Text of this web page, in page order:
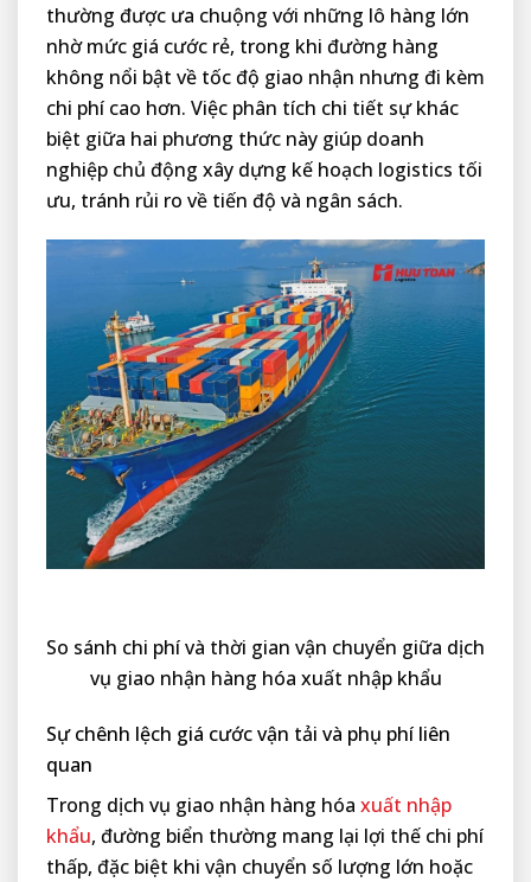
thường được ưa chuộng với những lô hàng lớn
nhờ mức giá cước rẻ, trong khi đường hàng
không nổi bật về tốc độ giao nhận nhưng đi kèm
chi phí cao hơn. Việc phân tích chi tiết sự khác
biệt giữa hai phương thức này giúp doanh
nghiệp chủ động xây dựng kế hoạch logistics tối
ưu, tránh rủi ro về tiến độ và ngân sách.
So sánh chi phí và thời gian vận chuyển giữa dịch
vụ giao nhận hàng hóa xuất nhập khẩu
Sự chênh lệch giá cước vận tải và phụ phí liên
quan
Trong dịch vụ giao nhận hàng hóa xuất nhập
khẩu, đường biển thường mang lại lợi thế chi phí
thấp, đặc biệt khi vận chuyển số lượng lớn hoặc